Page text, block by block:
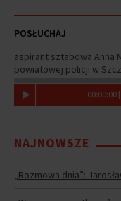
POSŁUCHAJ
aspirant sztabowa Anna
powiatowej policji w
00:00:00 |
NAJNOWSZE
„Rozmowa dnia”: